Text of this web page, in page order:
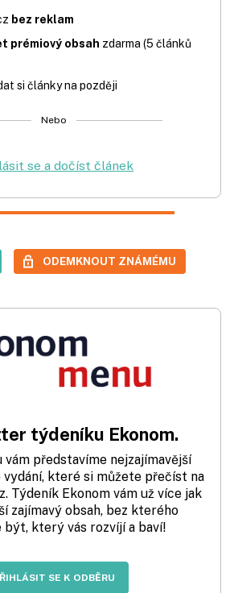
bez reklam
prémiový obsah zdarma (5 článků
si články na později
Nebo
se a dočíst článek
ODEMKNOUT ZNÁMÉMU
týdeníku Ekonom.
vám představíme nejzajímavější
které si můžete přečíst na
Týdeník Ekonom vám už více jak
zajímavý obsah, bez kterého
být, který vás rozvíjí a baví!
SE K ODBĚRU